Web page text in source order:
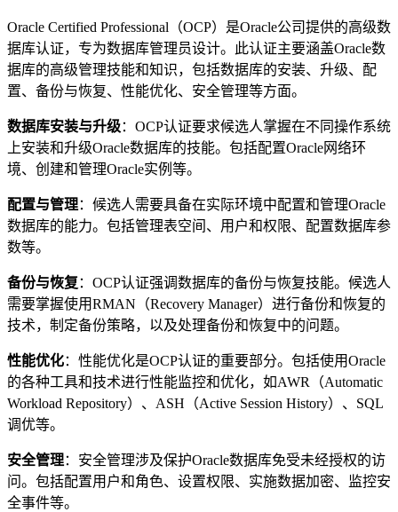
Oracle Certified Professional（OCP）是Oracle公司提供的高级数
据库认证，专为数据库管理员设计。此认证主要涵盖Oracle数
据库的高级管理技能和知识，包括数据库的安装、升级、配
置、备份与恢复、性能优化、安全管理等方面。
数据库安装与升级：OCP认证要求候选人掌握在不同操作系统
上安装和升级Oracle数据库的技能。包括配置Oracle网络环
境、创建和管理Oracle实例等。
配置与管理：候选人需要具备在实际环境中配置和管理Oracle
数据库的能力。包括管理表空间、用户和权限、配置数据库参
数等。
备份与恢复 ：OCP认证强调数据库的备份与恢复技能。候选人
需要掌握使用RMAN（Recovery Manager）进行备份和恢复的
技术，制定备份策略，以及处理备份和恢复中的问题。
性能优化：性能优化是OCP认证的重要部分。包括使用Oracle
的各种工具和技术进行性能监控和优化，如AWR（Automatic
Workload Repository）、ASH（Active Session History）、SQL
调优等。
安全管理：安全管理涉及保护Oracle数据库免受未经授权的访
问。包括配置用户和角色、设置权限、实施数据加密、监控安
全事件等。